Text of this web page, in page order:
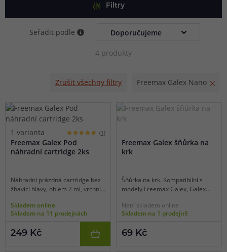
e-cigarety, pro zjištění stavu baterie, nebo pro nastavení
funkcí automatického potahu. Ve vrchní části modelu Galex
mesh pletivem navržená s důrazem na maximálně
dlouhou životností.
Filtry
Seřadit podle
4 produkty
Zrušit všechny filtry Freemax Galex Nano
1 varianta (1)
Freemax Galex Pod
náhradní cartridge 2ks
Náhradní prázdná cartridge bez
žhavící hlavy, objem 2 ml, vrchní
2ks v balení.
Skladem online
Skladem na 11 prodejnách
249 Kč
Freemax Galex šňůrka na
krk
Šňůrka na krk. Kompatibilní s
modely Freemax Galex, Galex
Není skladem online
Skladem na 1 prodejně
69 Kč